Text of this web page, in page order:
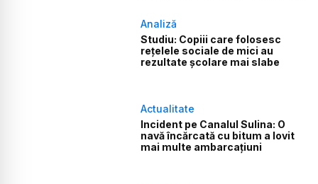
Analiză
Studiu: Copiii care folosesc
rețelele sociale de mici au
rezultate școlare mai slabe
Actualitate
Incident pe Canalul Sulina: O
navă încărcată cu bitum a lovit
mai multe ambarcațiuni